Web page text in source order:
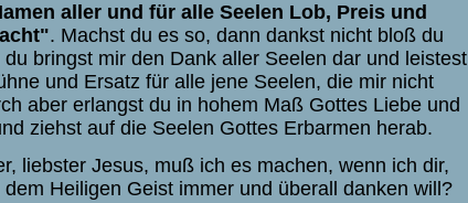
aller und für alle Seelen Lob, Preis und
. Machst du es so, dann dankst nicht bloß du
bringst mir den Dank aller Seelen dar und leistest
und Ersatz für alle jene Seelen, die mir nicht
aber erlangst du in hohem Maß Gottes Liebe und
ziehst auf die Seelen Gottes Erbarmen herab.
liebster Jesus, muß ich es machen, wenn ich dir,
Heiligen Geist immer und überall danken will?